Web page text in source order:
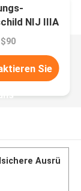
NIJ IIIA
Sie
Ausrü